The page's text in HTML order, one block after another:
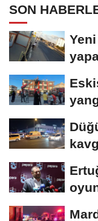
SON